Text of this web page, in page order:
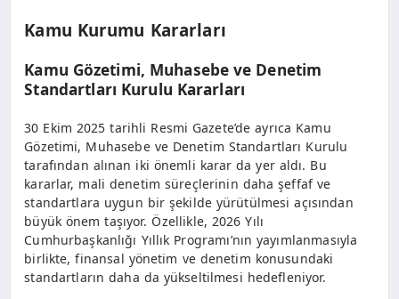
Kamu Kurumu Kararları
Kamu Gözetimi, Muhasebe ve Denetim
Standartları Kurulu Kararları
30 Ekim 2025 tarihli Resmi Gazete’de ayrıca Kamu
Gözetimi, Muhasebe ve Denetim Standartları Kurulu
tarafından alınan iki önemli karar da yer aldı. Bu
kararlar, mali denetim süreçlerinin daha şeffaf ve
standartlara uygun bir şekilde yürütülmesi açısından
büyük önem taşıyor. Özellikle, 2026 Yılı
Cumhurbaşkanlığı Yıllık Programı’nın yayımlanmasıyla
birlikte, finansal yönetim ve denetim konusundaki
standartların daha da yükseltilmesi hedefleniyor.